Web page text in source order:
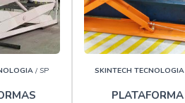
/ SP SKINTECH TECNOLOGIA
PLATAFORMA